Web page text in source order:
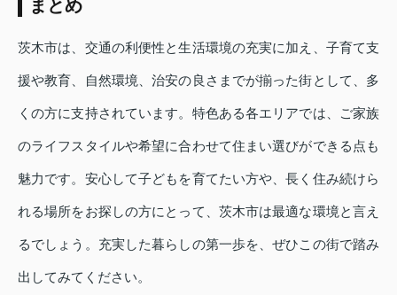
まとめ
茨木市は、交通の利便性と生活環境の充実に加え、子育て支
援や教育、自然環境、治安の良さまでが揃った街として、多
くの方に支持されています。特色ある各エリアでは、ご家族
のライフスタイルや希望に合わせて住まい選びができる点も
魅力です。安心して子どもを育てたい方や、長く住み続けら
れる場所をお探しの方にとって、茨木市は最適な環境と言え
るでしょう。充実した暮らしの第一歩を、ぜひこの街で踏み
出してみてください。